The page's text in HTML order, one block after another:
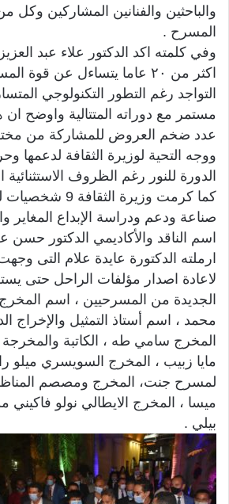
والباحثين والفنانين المشاركين
المسرح .
وفي كلمته اكد الدكتور علاء عبد
اكثر من ٢٠ عاما يتساءل عن
التواجد رغم التطور التكنولوجي
مستمر مع دوراته المتتالية واوضح ان
عدد ضخم العروض للمشاركة من
ووجه التحية لوزيرة الثقافة لدعمها
الدورة للنور رغم الظروف الاستثنائية
كما كرمت وزيرة
صناعة ودعم ودراسة الإبداع المغاير
اسم الناقد والأكاديمي الدكتور حسن
ارملته الدكتورة عايدة علام التى
لاعادة اصدار مؤلفات الراحل حتى
الجديدة من المسرحيين ، اسم
محمد ، اسم أستاذ التمثيل والإخراج
المخرج سامي طه ، الكاتبة والمخرجة
مايا زبيب ، المخرج السويسري ميلو
لمسرح جنت، المخرج ومصصم
ميسا ، المخرج الايطالي نولو
بيلي .